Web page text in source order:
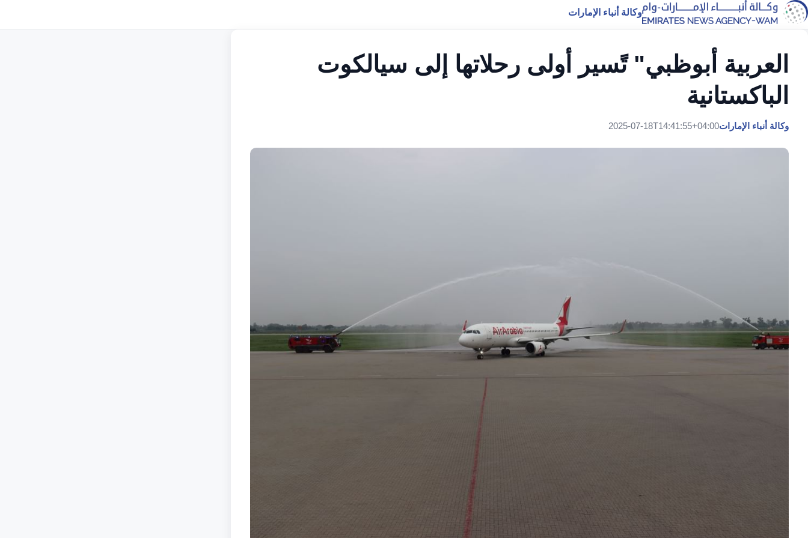
وكالة أنباء الإمارات
العربية أبوظبي" تًسير أولى رحلاتها إلى سيالكوت
الباكستانية
وكالة أنباء الإمارات2025-07-18T14:41:55+04:00